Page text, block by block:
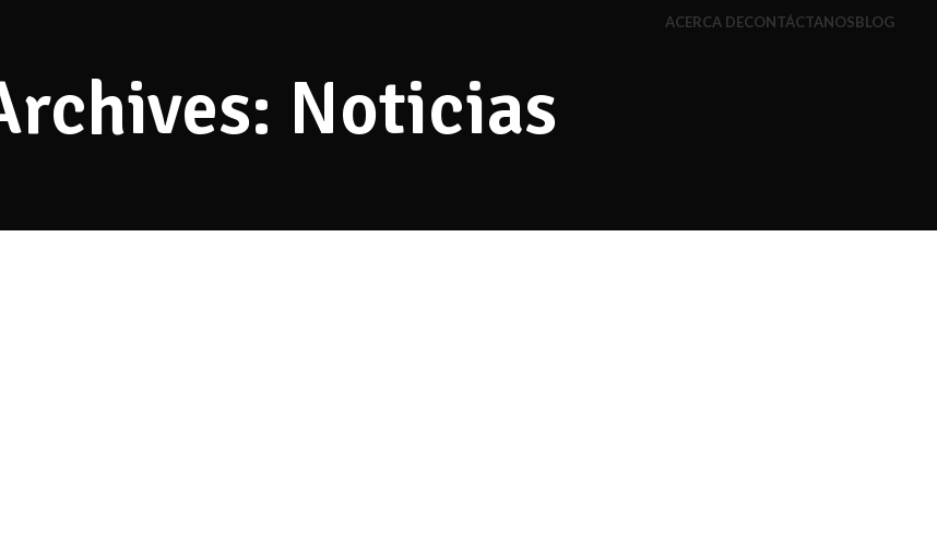
ACERCA DECONTÁCTANOSBLOG
Noticias